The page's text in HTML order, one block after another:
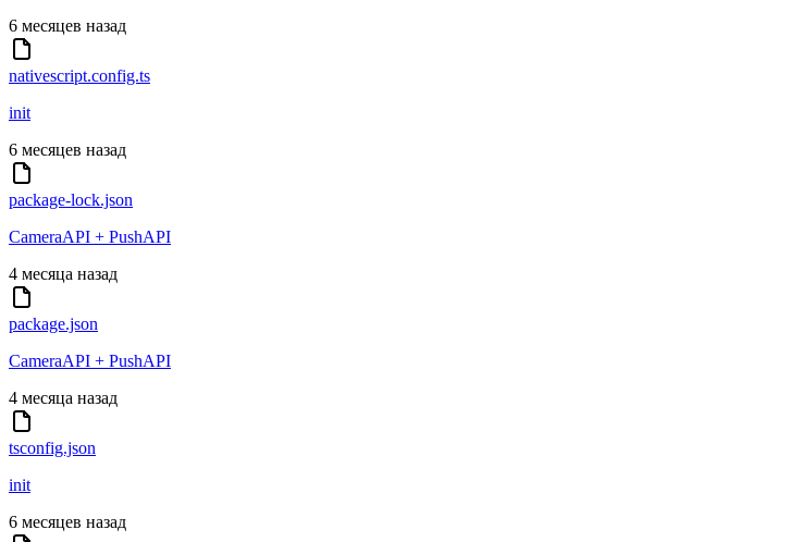
6 месяцев назад
nativescript.config.ts
init
6 месяцев назад
package-lock.json
CameraAPI + PushAPI
4 месяца назад
package.json
CameraAPI + PushAPI
4 месяца назад
tsconfig.json
init
6 месяцев назад